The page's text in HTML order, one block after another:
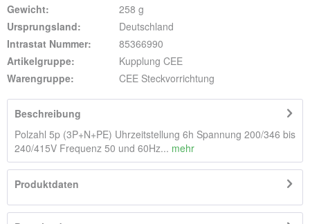
Gewicht:
258 g
Ursprungsland:
Deutschland
Intrastat Nummer:
85366990
Artikelgruppe:
Kupplung CEE
Warengruppe:
CEE Steckvorrichtung
Beschreibung
Polzahl 5p (3P+N+PE) Uhrzeitstellung 6h Spannung 200/346 bis
240/415V Frequenz 50 und 60Hz... mehr
Produktdaten